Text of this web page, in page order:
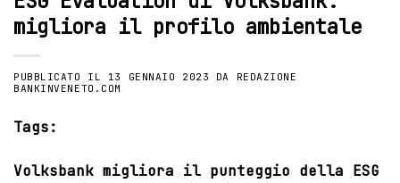
migliora il profilo ambientale
PUBBLICATO IL 13 GENNAIO 2023 DA
REDAZIONE
BANKINVENETO.COM
Tags:
Volksbank migliora il punteggio della ESG